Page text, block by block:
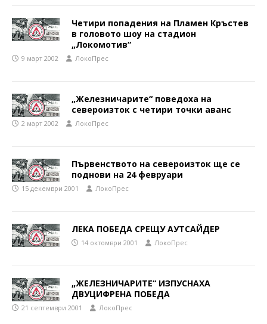
Четири попадения на Пламен Кръстев
в головото шоу на стадион
„Локомотив“
9 март 2002 ЛокоПрес
„Железничарите“ поведоха на
североизток с четири точки аванс
2 март 2002 ЛокоПрес
Първенството на североизток ще се
поднови на 24 февруари
15 декември 2001 ЛокоПрес
ЛЕКА ПОБЕДА СРЕЩУ АУТСАЙДЕР
14 октомври 2001 ЛокоПрес
„ЖЕЛЕЗНИЧАРИТЕ“ ИЗПУСНАХА
ДВУЦИФРЕНА ПОБЕДА
21 септември 2001 ЛокоПрес